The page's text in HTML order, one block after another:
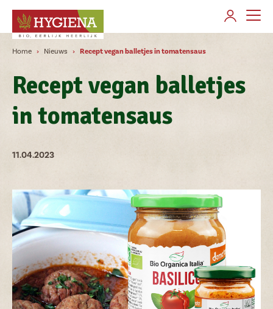
AANMELDEN
Merken
Producten gamma's
Contact
Klant worden
Veelgestelde vragen
Nieuws
Vacatures
Home Nieuws Recept vegan balletjes in tomatensaus
Recept vegan balletjes
in tomatensaus
11.04.2023